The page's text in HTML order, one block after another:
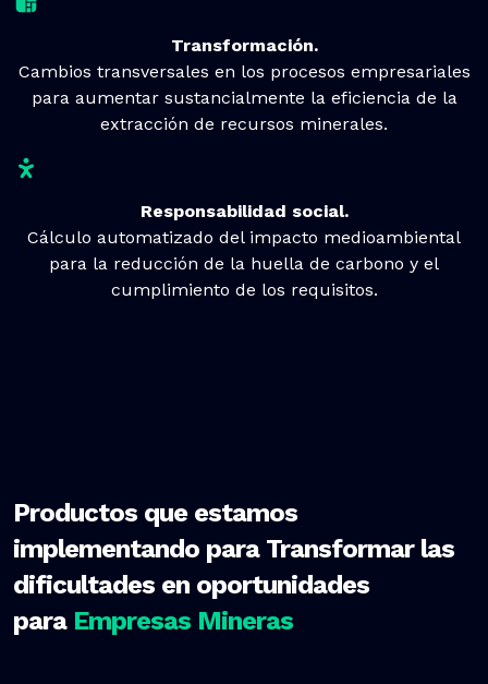
Transformación.
Cambios transversales en los procesos empresariales
para aumentar sustancialmente la eficiencia de la
extracción de recursos minerales.
Responsabilidad social.
Cálculo automatizado del impacto medioambiental
para la reducción de la huella de carbono y el
cumplimiento de los requisitos.
Productos que estamos
implementando para Transformar las
dificultades en oportunidades
para Empresas Mineras